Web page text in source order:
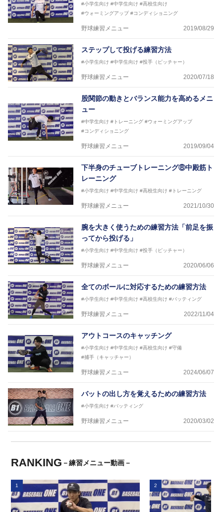
#小学生向け #中学生向け #高校生向け
#ウォーミングアップ #コンディショニング
野球練習メニュー 2019/08/29
ステップして投げる練習方法
#小学生向け #中学生向け #投手（ピッチャー）
野球練習メニュー 2020/07/18
股関節の動きとバランス能力を高めるメニ
ュー
#中学生向け #トレーニング #ウォーミングアップ
#コンディショニング
野球練習メニュー 2019/09/04
下半身のチューブトレーニング⑧中殿筋ト
レーニング
#小学生向け #中学生向け #高校生向け #トレーニング
野球練習メニュー 2021/10/30
腕を大きく使うための練習方法「前足を振
ってから投げる」
#小学生向け #中学生向け #投手（ピッチャー）
野球練習メニュー 2020/06/06
全てのボールに対応するための練習方法
#小学生向け #中学生向け #高校生向け #バッティング
野球練習メニュー 2022/11/04
アウトコースのキャッチング
#小学生向け #中学生向け #高校生向け #守備
#捕手（キャッチャー）
野球練習メニュー 2024/06/07
バットの出し方を覚えるための練習方法
#小学生向け #バッティング
野球練習メニュー 2020/03/02
RANKING －練習メニュー動画－
1 2